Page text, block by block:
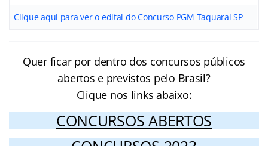
Clique aqui para ver o edital do Concurso PGM Taquaral SP
Quer ficar por dentro dos concursos públicos
abertos e previstos pelo Brasil?
Clique nos links abaixo:
CONCURSOS ABERTOS